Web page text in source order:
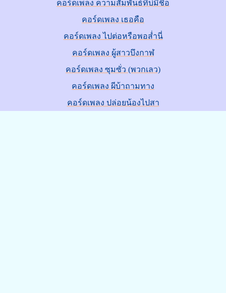
คอร์ดเพลง ความสัมพันธ์ที่บ่มีชื่อ
คอร์ดเพลง เธอคือ
คอร์ดเพลง ไปต่อหรือพอส่ำนี่
คอร์ดเพลง ผู้สาวบึงกาฬ
คอร์ดเพลง ซุมซั่ว (พวกเลว)
คอร์ดเพลง ผีบ้าถามทาง
คอร์ดเพลง ปล่อยน้องไปสา